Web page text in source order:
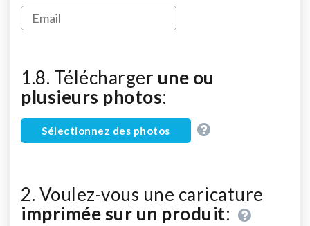
1.8. Télécharger une ou
plusieurs photos:
Sélectionnez des photos
2. Voulez-vous une caricature
imprimée sur un produit: